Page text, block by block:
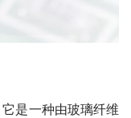
是一种由玻璃纤维